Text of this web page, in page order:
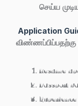
செய்ய
Application
Resume
Passport